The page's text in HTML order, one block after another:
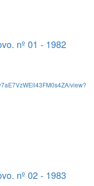
nº 01 - 1982
view?
nº 02 - 1983